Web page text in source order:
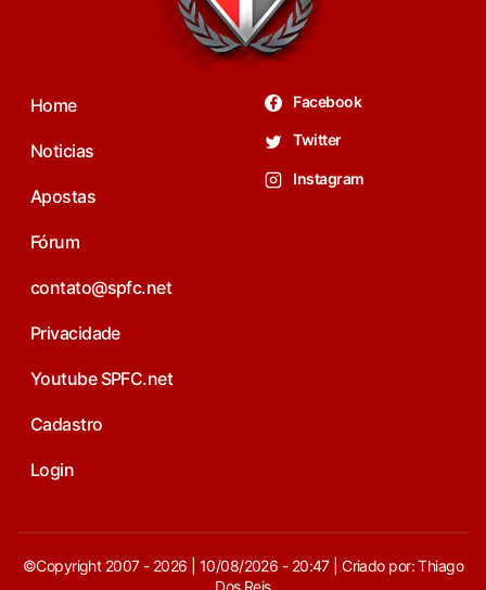
Home
Noticias
Apostas
Fórum
contato@spfc.net
Privacidade
Youtube SPFC.net
Cadastro
Login
Facebook
Twitter
Instagram
©Copyright 2007 - 2026 | 10/08/2026 - 20:47 | Criado por: Thiago